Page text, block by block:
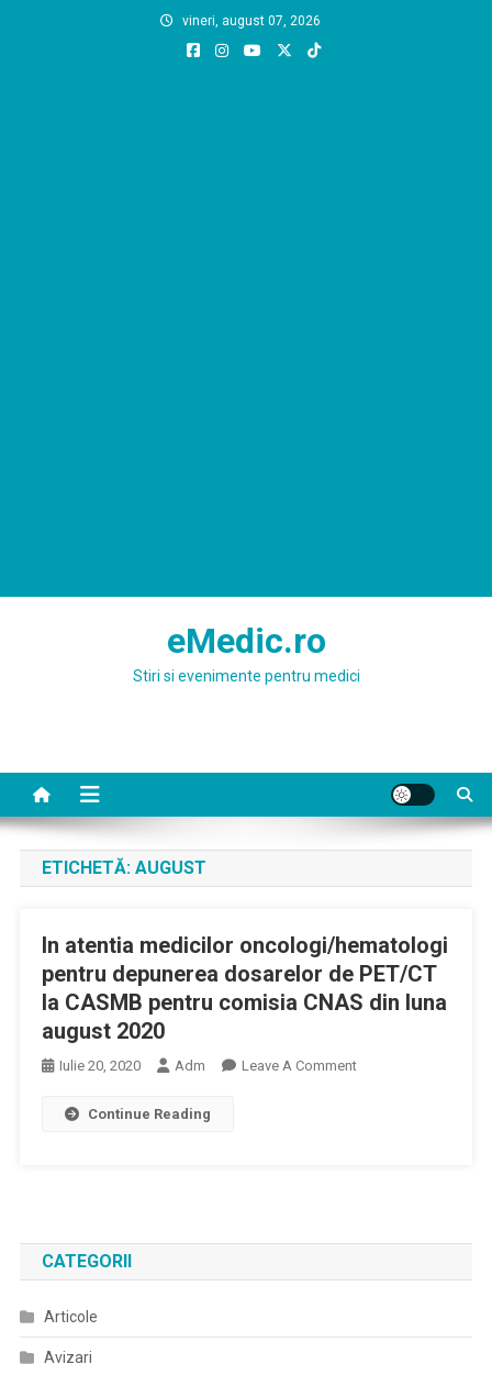
vineri, august 07, 2026
eMedic.ro
Stiri si evenimente pentru medici
ETICHETĂ: AUGUST
In atentia medicilor oncologi/hematologi
pentru depunerea dosarelor de PET/CT
la CASMB pentru comisia CNAS din luna
august 2020
Iulie 20, 2020 Adm Leave A CommentOn
Dosarelor
CASMB
Continue Reading
CATEGORII
Articole
Avizari